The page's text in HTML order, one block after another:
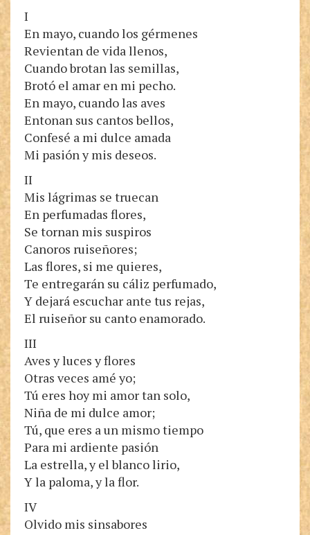
I
En mayo, cuando los gérmenes
Revientan de vida llenos,
Cuando brotan las semillas,
Brotó el amar en mi pecho.
En mayo, cuando las aves
Entonan sus cantos bellos,
Confesé a mi dulce amada
Mi pasión y mis deseos.
II
Mis lágrimas se truecan
En perfumadas flores,
Se tornan mis suspiros
Canoros ruiseñores;
Las flores, si me quieres,
Te entregarán su cáliz perfumado,
Y dejará escuchar ante tus rejas,
El ruiseñor su canto enamorado.
III
Aves y luces y flores
Otras veces amé yo;
Tú eres hoy mi amor tan solo,
Niña de mi dulce amor;
Tú, que eres a un mismo tiempo
Para mi ardiente pasión
La estrella, y el blanco lirio,
Y la paloma, y la flor.
IV
Olvido mis sinsabores